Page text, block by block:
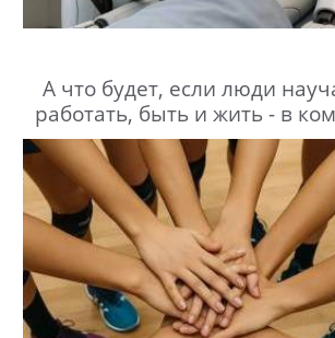
А что будет, если люди
работать, быть и жить - в